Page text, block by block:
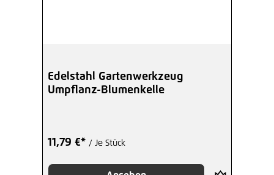
Edelstahl Gartenwerkzeug
Umpflanz-Blumenkelle
11,79 €* / Je Stück